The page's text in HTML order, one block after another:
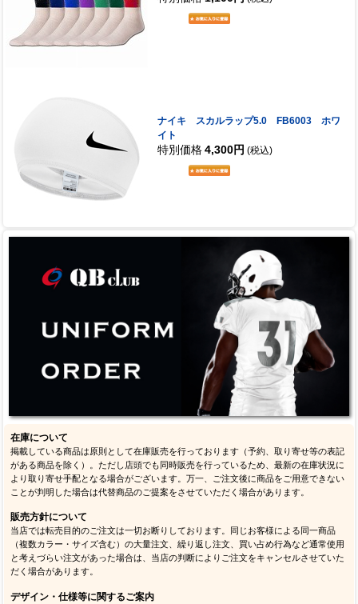
ナイキ スカルラップ5.0 FB6003 ホワ
イト
特別価格 4,300円 (税込)
在庫について
掲載している商品は原則として在庫販売を行っております（予約、取り寄せ等の表記
がある商品を除く）。ただし店頭でも同時販売を行っているため、最新の在庫状況に
より取り寄せ手配となる場合がございます。万一、ご注文後に商品をご用意できない
ことが判明した場合は代替商品のご提案をさせていただく場合があります。
販売方針について
当店では転売目的のご注文は一切お断りしております。同じお客様による同一商品
（複数カラー・サイズ含む）の大量注文、繰り返し注文、買い占め行為など通常使用
と考えづらい注文があった場合は、当店の判断によりご注文をキャンセルさせていた
だく場合があります。
デザイン・仕様等に関するご案内